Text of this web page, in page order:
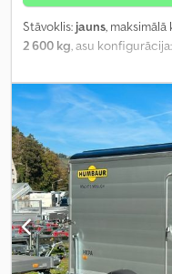
Stāvoklis: jauns, maksimālā
2 600 kg , asu konfigurācija:
augstums:1 800 mm,